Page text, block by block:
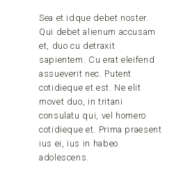
Sea et idque debet noster.
Qui debet alienum accusam
et, duo cu detraxit
sapientem. Cu erat eleifend
assueverit nec. Putent
cotidieque et est. Ne elit
movet duo, in tritani
consulatu qui, vel homero
cotidieque et. Prima praesent
ius ei, ius in habeo
adolescens.